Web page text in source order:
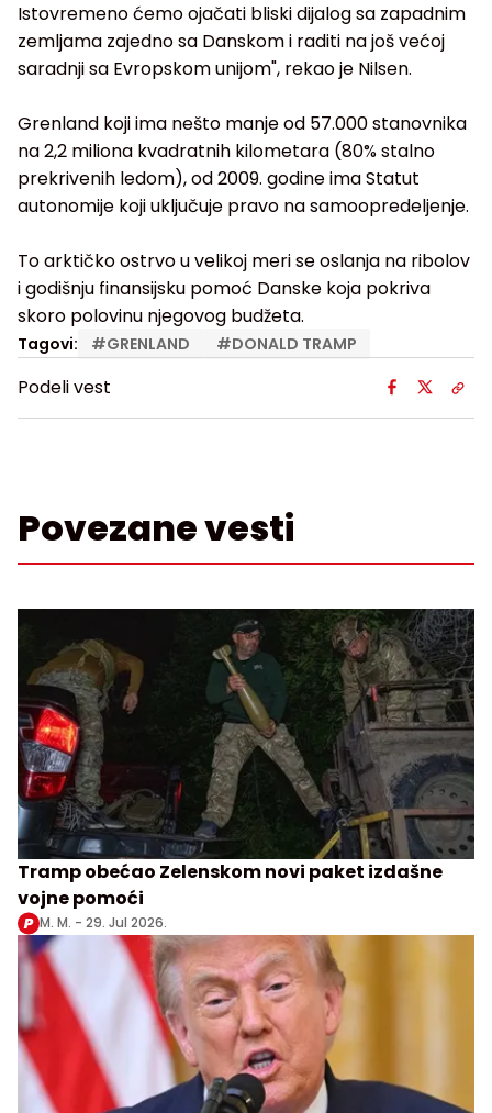
Istovremeno ćemo ojačati bliski dijalog sa zapadnim
zemljama zajedno sa Danskom i raditi na još većoj
saradnji sa Evropskom unijom", rekao je Nilsen.
Grenland koji ima nešto manje od 57.000 stanovnika
na 2,2 miliona kvadratnih kilometara (80% stalno
prekrivenih ledom), od 2009. godine ima Statut
autonomije koji uključuje pravo na samoopredeljenje.
To arktičko ostrvo u velikoj meri se oslanja na ribolov
i godišnju finansijsku pomoć Danske koja pokriva
skoro polovinu njegovog budžeta.
Tagovi: #GRENLAND #DONALD TRAMP
Podeli vest
Povezane vesti
Tramp obećao Zelenskom novi paket izdašne
vojne pomoći
M. M. - 29. Jul 2026.